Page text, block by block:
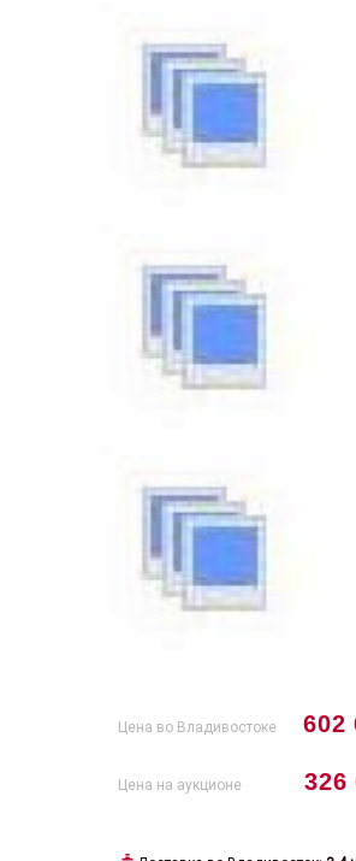
602
Цена во Владивостоке
326
Цена на аукционе